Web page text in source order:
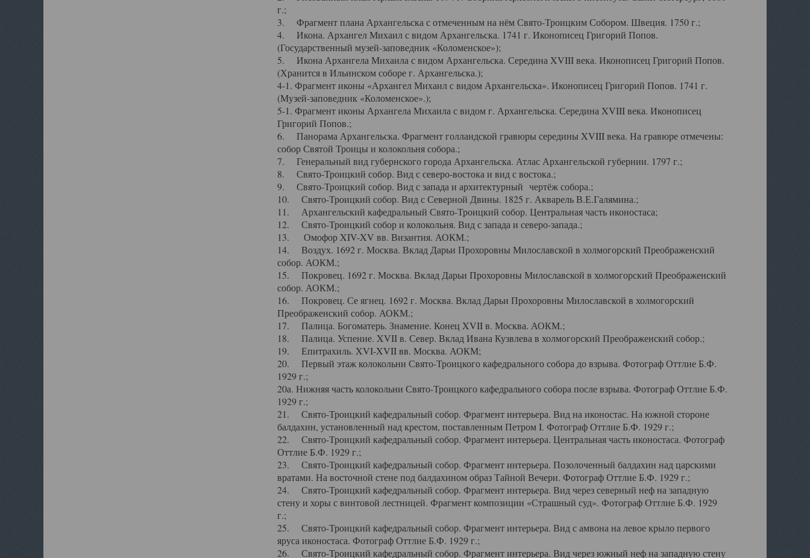
г.;
3. Фрагмент плана Архангельска с отмеченным на нём Свято-Троицким Собором. Швеция. 1750 г.;
4. Икона. Архангел Михаил с видом Архангельска. 1741 г. Иконописец Григорий Попов.
(Государственный музей-заповедник «Коломенское»);
5. Икона Архангела Михаила с видом Архангельска. Середина XVIII века. Иконописец Григорий Попов.
(Хранится в Ильинском соборе г. Архангельска.);
4-1. Фрагмент иконы «Архангел Михаил с видом Архангельска». Иконописец Григорий Попов. 1741 г.
(Музей-заповедник «Коломенское».);
5-1. Фрагмент иконы Архангела Михаила с видом г. Архангельска. Середина XVIII века. Иконописец
Григорий Попов.;
6. Панорама Архангельска. Фрагмент голландской гравюры середины XVIII века. На гравюре отмечены:
собор Святой Троицы и колокольня собора.;
7. Генеральный вид губернского города Архангельска. Атлас Архангельской губернии. 1797 г.;
8. Свято-Троицкий собор. Вид с северо-востока и вид с востока.;
9. Свято-Троицкий собор. Вид с запада и архитектурный чертёж собора.;
10. Свято-Троицкий собор. Вид с Северной Двины. 1825 г. Акварель В.Е.Галямина.;
11. Архангельский кафедральный Свято-Троицкий собор. Центральная часть иконостаса;
12. Свято-Троицкий собор и колокольня. Вид с запада и северо-запада.;
13. Омофор XIV-XV вв. Византия. АОКМ.;
14. Воздух. 1692 г. Москва. Вклад Дарьи Прохоровны Милославской в холмогорский Преображенский
собор. АОКМ.;
15. Покровец. 1692 г. Москва. Вклад Дарьи Прохоровны Милославской в холмогорский Преображенский
собор. АОКМ.;
16. Покровец. Се ягнец. 1692 г. Москва. Вклад Дарьи Прохоровны Милославской в холмогорский
Преображенский собор. АОКМ.;
17. Палица. Богоматерь. Знамение. Конец XVII в. Москва. АОКМ.;
18. Палица. Успение. XVII в. Север. Вклад Ивана Кузвлева в холмогорский Преображенский собор.;
19. Епитрахиль. XVI-XVII вв. Москва. АОКМ;
20. Первый этаж колокольни Свято-Троицкого кафедрального собора до взрыва. Фотограф Оттлие Б.Ф.
1929 г.;
20а. Нижняя часть колокольни Свято-Троицкого кафедрального собора после взрыва. Фотограф Оттлие Б.Ф.
1929 г.;
21. Свято-Троицкий кафедральный собор. Фрагмент интерьера. Вид на иконостас. На южной стороне
балдахин, установленный над крестом, поставленным Петром I. Фотограф Оттлие Б.Ф. 1929 г.;
22. Свято-Троицкий кафедральный собор. Фрагмент интерьера. Центральная часть иконостаса. Фотограф
Оттлие Б.Ф. 1929 г.;
23. Свято-Троицкий кафедральный собор. Фрагмент интерьера. Позолоченный балдахин над царскими
вратами. На восточной стене под балдахином образ Тайной Вечери. Фотограф Оттлие Б.Ф. 1929 г.;
24. Свято-Троицкий кафедральный собор. Фрагмент интерьера. Вид через северный неф на западную
стену и хоры с винтовой лестницей. Фрагмент композиции «Страшный суд». Фотограф Оттлие Б.Ф. 1929
г.;
25. Свято-Троицкий кафедральный собор. Фрагмент интерьера. Вид с амвона на левое крыло первого
яруса иконостаса. Фотограф Оттлие Б.Ф. 1929 г.;
26. Свято-Троицкий кафедральный собор. Фрагмент интерьера. Вид через южный неф на западную стену